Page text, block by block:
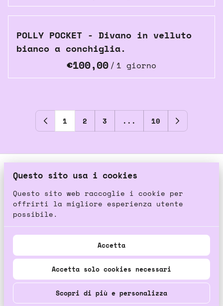
POLLY POCKET - Divano in velluto
bianco a conchiglia.
/
1 2 3 ... 10
2026 Irriverent. All right reserved. |
Privacy policy|Powered by Booqable
Circa
Ispirazione
Contatti
Questo sito usa i cookies
Questo sito web raccoglie i cookie per
offrirti la migliore esperienza utente
possibile.
Accetta
Accetta solo cookies necessari
Scopri di più e personalizza